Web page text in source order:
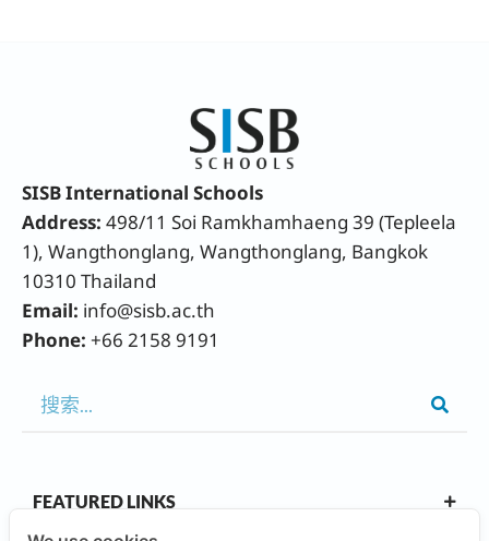
SISB International Schools
Address:498/11 Soi Ramkhamhaeng 39 (Tepleela
1), Wangthonglang, Wangthonglang, Bangkok
10310 Thailand
Email: info@sisb.ac.th
Phone: +66 2158 9191
FEATURED LINKS